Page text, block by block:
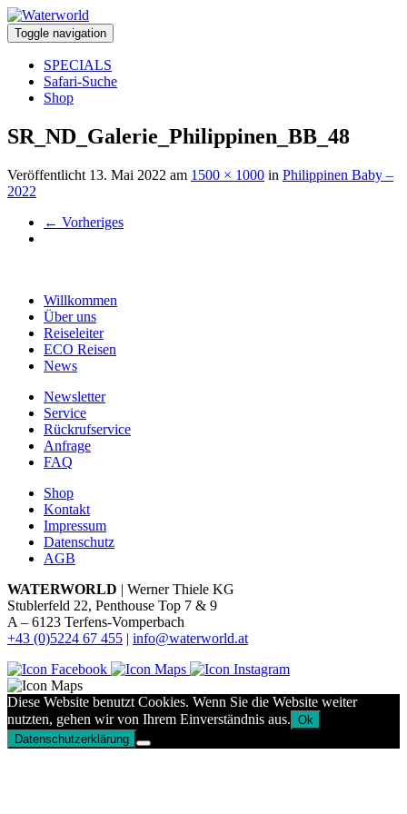
Toggle navigation
SPECIALS
Safari-Suche
Shop
SR_ND_Galerie_Philippinen_BB_48
Veröffentlicht 13. Mai 2022 am 1500 × 1000 in Philippinen Baby –
2022
← Vorheriges
Willkommen
Über uns
Reiseleiter
ECO Reisen
News
Newsletter
Service
Rückrufservice
Anfrage
FAQ
Shop
Kontakt
Impressum
Datenschutz
AGB
WATERWORLD | Werner Thiele KG
Stublerfeld 22, Penthouse Top 7 & 9
A – 6123 Terfens-Vomperbach
+43 (0)5224 67 455 | info@waterworld.at
Diese Website benutzt Cookies. Wenn Sie die Website weiter
nutzten, gehen wir von Ihrem Einverständnis aus. Ok
Datenschutzerklärung